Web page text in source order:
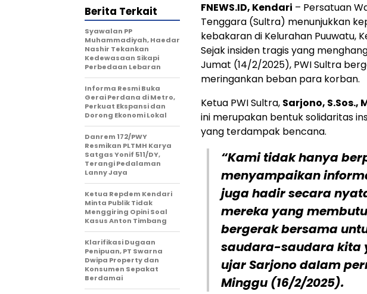
FNEWS.ID, Kendari – Persatuan
Tenggara (Sultra) menunjukkan
kebakaran di Kelurahan Puuwatu,
Sejak insiden tragis yang
Jumat (14/2/2025), PWI Sultra
meringankan beban para korban.
Ketua PWI Sultra, Sarjono, S.Sos.,
ini merupakan bentuk solidaritas
yang terdampak bencana.
“Kami tidak hanya
menyampaikan
juga hadir secara
mereka yang
bergerak bersama
saudara-saudara kita
ujar Sarjono dalam
Minggu (16/2/2025).
Berita Terkait
Syawalan PP
Muhammadiyah, Haedar
Nashir Tekankan
Kedewasaan Sikapi
Perbedaan Lebaran
Informa Resmi Buka
Gerai Perdana di Metro,
Perkuat Ekspansi dan
Dorong Ekonomi Lokal
Danrem 172/PWY
Resmikan PLTMH Karya
Satgas Yonif 511/DY,
Terangi Pedalaman
Lanny Jaya
Ketua Repdem Kendari
Minta Publik Tidak
Menggiring Opini Soal
Kasus Anton Timbang
Klarifikasi Dugaan
Penipuan, PT Swarna
Dwipa Property dan
Konsumen Sepakat
Berdamai